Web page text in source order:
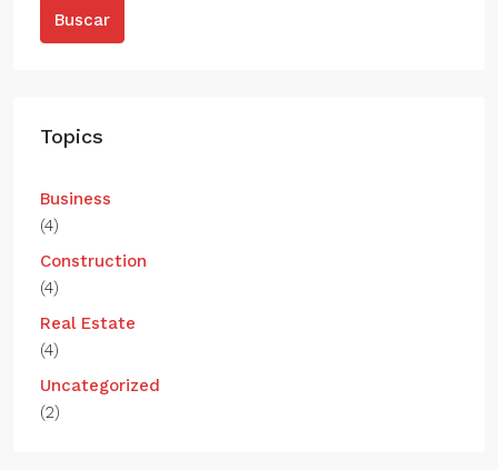
Buscar
Topics
Business
(4)
Construction
(4)
Real Estate
(4)
Uncategorized
(2)